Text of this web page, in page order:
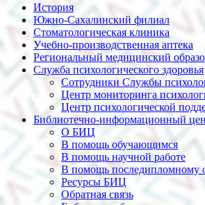
История
Южно-Сахалинский филиал
Стоматологическая клиника
Учебно-производственная аптека
Региональный медицинский
Служба психологического здоровья
Сотрудники Службы
Центр мониторинга
Центр психологической
Библиотечно-информационный
О БИЦ
В помощь обучающимся
В помощь научной работе
В помощь последипломному
Ресурсы БИЦ
Обратная связь